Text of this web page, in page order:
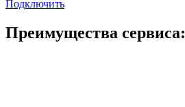
Подключить
Преимущества сервиса: